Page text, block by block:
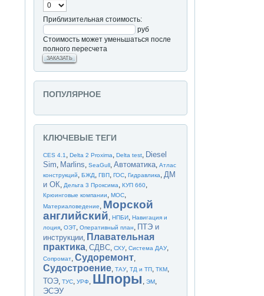
Приблизительная стоимость:
руб
Стоимость может уменьшаться после
полного пересчета
ЗАКАЗАТЬ
ПОПУЛЯРНОЕ
КЛЮЧЕВЫЕ ТЕГИ
CES 4.1 ,Delta 2 Proxima,Delta test, Diesel
Sim, Marlins,SeaGull,Автоматика,Атлас
конструкций,БЖД,ГВП,ГОС,Гидравлика,ДМ
и ОК,Дельта 3 Проксима,КУП 660,
Крюинговые компании,МОС,
Материаловедение, Морской
английский,НПБИ,Навигация и
лоция,ОЭТ,Оперативный план, ПТЭ и
инструкции, Плавательная
практика,СДВС,СХУ,Система ДАУ,
Сопромат,Судоремонт,
Судостроение,ТАУ,ТД и ТП,ТКМ,
ТОЭ,ТУС,УРФ, Шпоры ,ЭМ,
ЭСЭУ